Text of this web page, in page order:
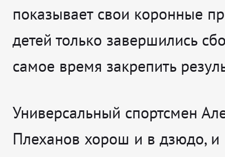
показывает свои коронные
детей только завершились
самое время закрепить
Универсальный спортсмен
Плеханов хорош и в дзюдо, и